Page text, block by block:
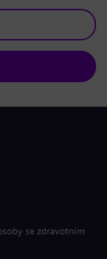
se zdravotním